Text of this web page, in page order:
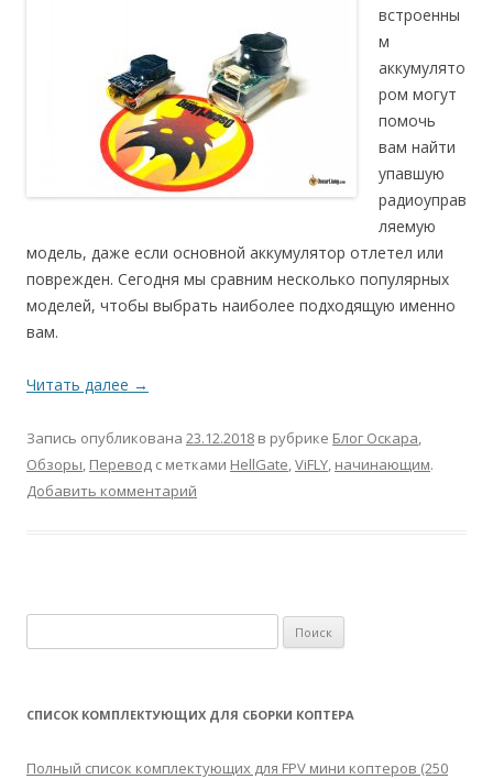
встроенны
м
аккумулято
ром могут
помочь
вам найти
упавшую
радиоуправ
ляемую
модель, даже если основной аккумулятор отлетел или
поврежден. Сегодня мы сравним несколько популярных
моделей, чтобы выбрать наиболее подходящую именно
вам.
Читать далее →
Запись опубликована 23.12.2018 в рубрике Блог Оскара,
Обзоры, Перевод с метками HellGate,ViFLY, начинающим.
Добавить комментарий
а
т
:
СПИСОК КОМПЛЕКТУЮЩИХ ДЛЯ СБОРКИ КОПТЕРА
Полный список комплектующих для FPV мини коптеров (250